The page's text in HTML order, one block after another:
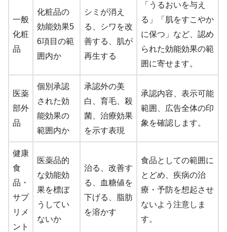
一般
化粧
品
化粧品の
効能効果5
6項目の範
囲内か
シミが消え
る、シワを改
善する、肌が
再生する
「うるおいを与え
る」「肌をすこやか
に保つ」など、認め
られた効能効果の範
囲に寄せます。
医薬
部外
品
個別承認
された効
能効果の
範囲内か
承認外の美
白、育毛、殺
菌、治療効果
を示す表現
承認内容、表示可能
範囲、広告全体の印
象を確認します。
健康
食
品・
サプ
リメ
ント
医薬品的
な効能効
果を標ぼ
うしてい
ないか
治る、改善す
る、血糖値を
下げる、脂肪
を溶かす
食品としての範囲に
とどめ、疾病の治
療・予防を想起させ
ないよう注意しま
す。